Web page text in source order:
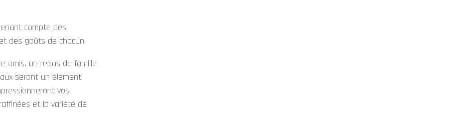
compte des
des goûts de chacun.
amis, un repas de famille
seront un élément
vos
et la variété de